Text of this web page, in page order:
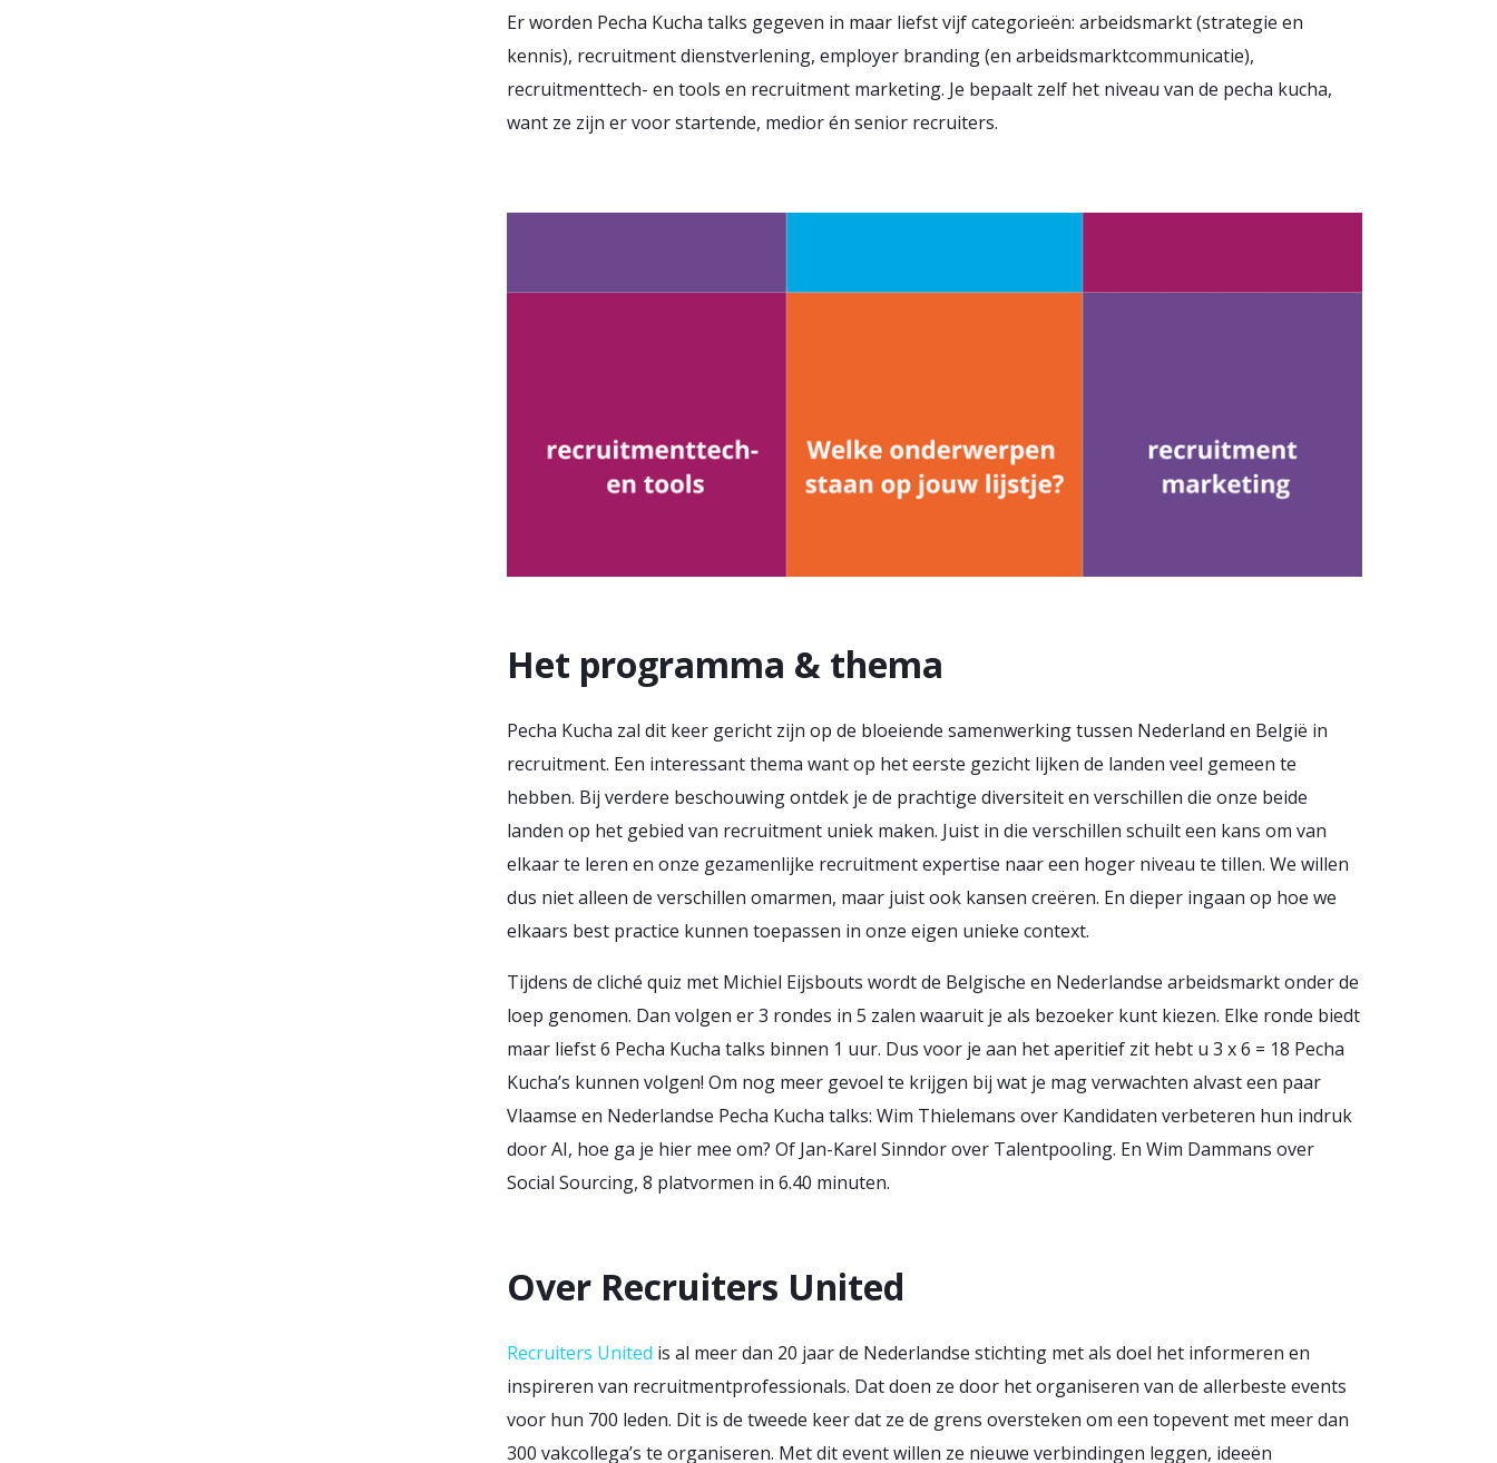
Er worden Pecha Kucha talks gegeven in maar liefst vijf categorieën: arbeidsmarkt (strategie en
kennis), recruitment dienstverlening, employer branding (en arbeidsmarktcommunicatie),
recruitmenttech- en tools en recruitment marketing. Je bepaalt zelf het niveau van de pecha kucha,
want ze zijn er voor startende, medior én senior recruiters.
Het programma & thema
Pecha Kucha zal dit keer gericht zijn op de bloeiende samenwerking tussen Nederland en België in
recruitment. Een interessant thema want op het eerste gezicht lijken de landen veel gemeen te
hebben. Bij verdere beschouwing ontdek je de prachtige diversiteit en verschillen die onze beide
landen op het gebied van recruitment uniek maken. Juist in die verschillen schuilt een kans om van
elkaar te leren en onze gezamenlijke recruitment expertise naar een hoger niveau te tillen. We willen
dus niet alleen de verschillen omarmen, maar juist ook kansen creëren. En dieper ingaan op hoe we
elkaars best practice kunnen toepassen in onze eigen unieke context.
Tijdens de cliché quiz met Michiel Eijsbouts wordt de Belgische en Nederlandse arbeidsmarkt onder de
loep genomen. Dan volgen er 3 rondes in 5 zalen waaruit je als bezoeker kunt kiezen. Elke ronde biedt
maar liefst 6 Pecha Kucha talks binnen 1 uur. Dus voor je aan het aperitief zit hebt u 3 x 6 = 18 Pecha
Kucha’s kunnen volgen! Om nog meer gevoel te krijgen bij wat je mag verwachten alvast een paar
Vlaamse en Nederlandse Pecha Kucha talks: Wim Thielemans over Kandidaten verbeteren hun indruk
door AI, hoe ga je hier mee om? Of Jan-Karel Sinndor over Talentpooling. En Wim Dammans over
Social Sourcing, 8 platvormen in 6.40 minuten.
Over Recruiters United
Recruiters United is al meer dan 20 jaar de Nederlandse stichting met als doel het informeren en
inspireren van recruitmentprofessionals. Dat doen ze door het organiseren van de allerbeste events
voor hun 700 leden. Dit is de tweede keer dat ze de grens oversteken om een topevent met meer dan
300 vakcollega’s te organiseren. Met dit event willen ze nieuwe verbindingen leggen, ideeën